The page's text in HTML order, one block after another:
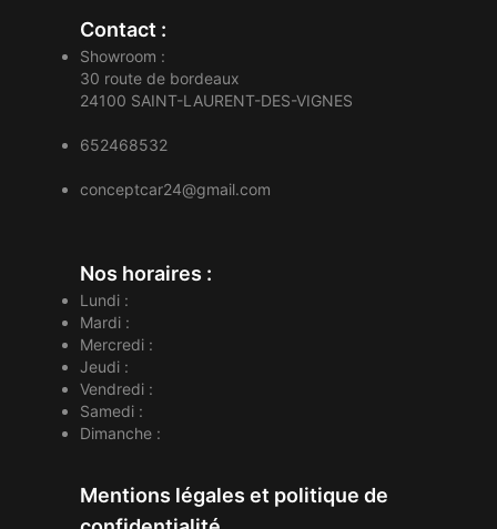
Contact :
Showroom :
30 route de bordeaux
24100 SAINT-LAURENT-DES-VIGNES
652468532
conceptcar24@gmail.com
Nos horaires :
Lundi :
Mardi :
Mercredi :
Jeudi :
Vendredi :
Samedi :
Dimanche :
Mentions légales et politique de